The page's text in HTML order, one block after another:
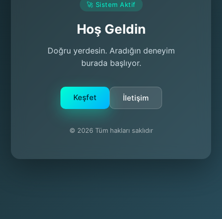
🚀 Sistem Aktif
Hoş Geldin
Doğru yerdesin. Aradığın deneyim
burada başlıyor.
Keşfet İletişim
© 2026 Tüm hakları saklıdır